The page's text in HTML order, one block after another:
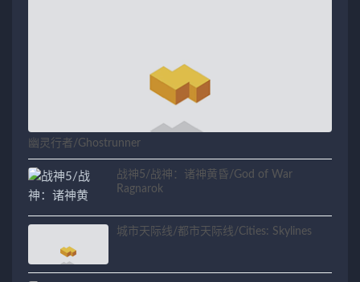
幽灵行者/Ghostrunner
战神5/战神：诸神黄昏/God of War
Ragnarok
城市天际线/都市天际线/Cities: Skylines